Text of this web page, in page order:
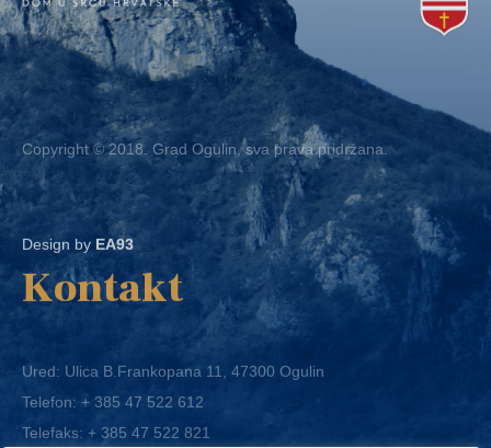
Copyright © 2018. Grad Ogulin, sva prava pridržana.
Design byEA93
Kontakt
Ured: Ulica B.Frankopana 11, 47300 Ogulin
Telefon:+ 385 47 522 612
Telefaks:+ 385 47 522 821
E-mail:grad-ogulin@ogulin.hr